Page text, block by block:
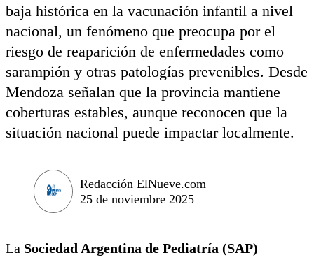
baja histórica en la vacunación infantil a nivel
nacional, un fenómeno que preocupa por el
riesgo de reaparición de enfermedades como
sarampión y otras patologías prevenibles. Desde
Mendoza señalan que la provincia mantiene
coberturas estables, aunque reconocen que la
situación nacional puede impactar localmente.
Redacción ElNueve.com
25 de noviembre 2025
La Sociedad Argentina de Pediatría (SAP)